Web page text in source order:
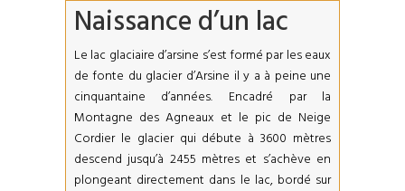
Naissance d’un lac
Le lac glaciaire d’arsine s’est formé par les eaux
de fonte du glacier d’Arsine il y a à peine une
cinquantaine d’années. Encadré par la
Montagne des Agneaux et le pic de Neige
Cordier le glacier qui débute à 3600 mètres
descend jusqu’à 2455 mètres et s’achève en
plongeant directement dans le lac, bordé sur